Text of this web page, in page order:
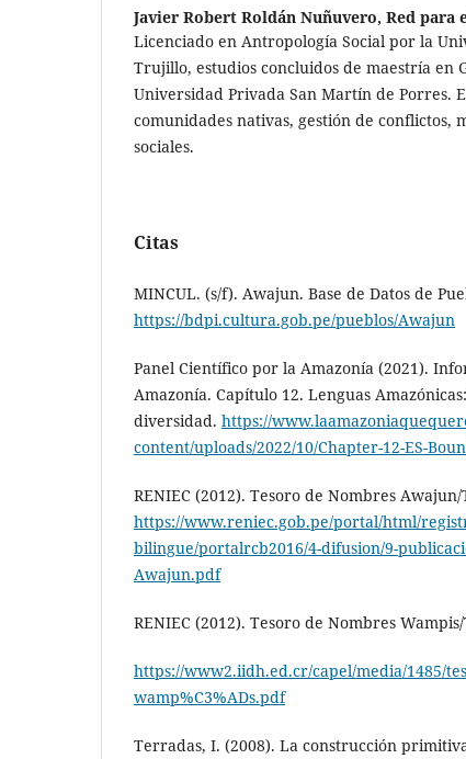
Javier Robert Roldán Nuñuvero, Red para
Licenciado en Antropología Social por la
Trujillo, estudios concluidos de maestría en
Universidad Privada San Martín de Porres.
comunidades nativas, gestión de conflictos,
sociales.
Citas
MINCUL. (s/f). Awajun. Base de Datos de
https://bdpi.cultura.gob.pe/pueblos/Awajun
Panel Científico por la Amazonía (2021).
Amazonía. Capítulo 12. Lenguas
diversidad. https://
content/uploads/2022/10/Chapter-12-ES-
RENIEC (2012). Tesoro de Nombres
https://www.reniec.gob.pe/portal/html/
bilingue/portalrcb2016/4-difusion/9-
Awajun.pdf
RENIEC (2012). Tesoro de Nombres
https://www2.iidh.ed.cr/capel/media/1485/
wamp%C3%ADs.pdf
Terradas, I. (2008). La construcción